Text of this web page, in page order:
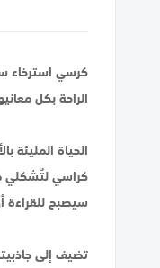
كرسي استرخاء
الراحة بكل
الحياة
كراسي لتُشكلي
سيصبح للقراءة
تضيف إلى